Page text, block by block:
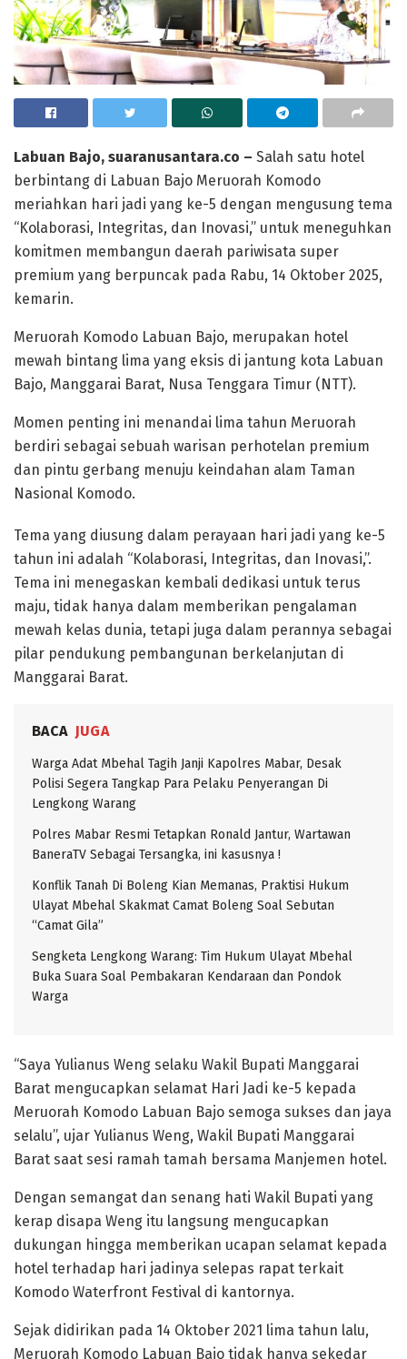
Labuan Bajo, suaranusantara.co – Salah satu hotel
berbintang di Labuan Bajo Meruorah Komodo
meriahkan hari jadi yang ke-5 dengan mengusung tema
“Kolaborasi, Integritas, dan Inovasi,” untuk meneguhkan
komitmen membangun daerah pariwisata super
premium yang berpuncak pada Rabu, 14 Oktober 2025,
kemarin.
Meruorah Komodo Labuan Bajo, merupakan hotel
mewah bintang lima yang eksis di jantung kota Labuan
Bajo, Manggarai Barat, Nusa Tenggara Timur (NTT).
Momen penting ini menandai lima tahun Meruorah
berdiri sebagai sebuah warisan perhotelan premium
dan pintu gerbang menuju keindahan alam Taman
Nasional Komodo.
Tema yang diusung dalam perayaan hari jadi yang ke-5
tahun ini adalah “Kolaborasi, Integritas, dan Inovasi,”.
Tema ini menegaskan kembali dedikasi untuk terus
maju, tidak hanya dalam memberikan pengalaman
mewah kelas dunia, tetapi juga dalam perannya sebagai
pilar pendukung pembangunan berkelanjutan di
Manggarai Barat.
BACA JUGA
Warga Adat Mbehal Tagih Janji Kapolres Mabar, Desak
Polisi Segera Tangkap Para Pelaku Penyerangan Di
Lengkong Warang
Polres Mabar Resmi Tetapkan Ronald Jantur, Wartawan
BaneraTV Sebagai Tersangka, ini kasusnya !
Konflik Tanah Di Boleng Kian Memanas, Praktisi Hukum
Ulayat Mbehal Skakmat Camat Boleng Soal Sebutan
“Camat Gila”
Sengketa Lengkong Warang: Tim Hukum Ulayat Mbehal
Buka Suara Soal Pembakaran Kendaraan dan Pondok
Warga
“Saya Yulianus Weng selaku Wakil Bupati Manggarai
Barat mengucapkan selamat Hari Jadi ke-5 kepada
Meruorah Komodo Labuan Bajo semoga sukses dan jaya
selalu”, ujar Yulianus Weng, Wakil Bupati Manggarai
Barat saat sesi ramah tamah bersama Manjemen hotel.
Dengan semangat dan senang hati Wakil Bupati yang
kerap disapa Weng itu langsung mengucapkan
dukungan hingga memberikan ucapan selamat kepada
hotel terhadap hari jadinya selepas rapat terkait
Komodo Waterfront Festival di kantornya.
Sejak didirikan pada 14 Oktober 2021 lima tahun lalu,
Meruorah Komodo Labuan Bajo tidak hanya sekedar